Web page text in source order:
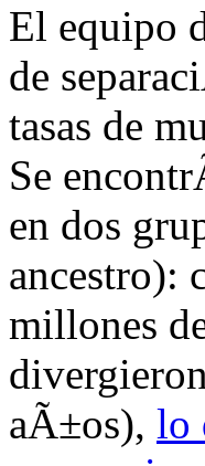
El equipo
de
tasas de
Se
en dos
ancestro):
millones
aÃ±os), lo